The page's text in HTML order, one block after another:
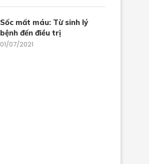
29/05/2024
Sốc mất máu: Từ sinh lý
bệnh đến điều trị
01/07/2021